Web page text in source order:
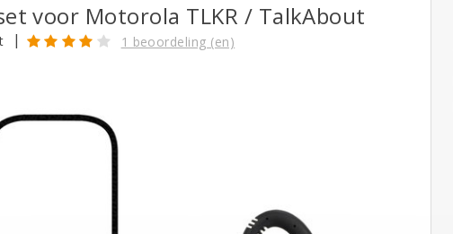
voor Motorola TLKR / TalkAbout
| 1 beoordeling (en)